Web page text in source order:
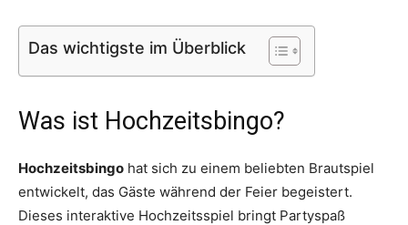
Das wichtigste im Überblick
Was ist Hochzeitsbingo?
Hochzeitsbingo hat sich zu einem beliebten Brautspiel
entwickelt, das Gäste während der Feier begeistert.
Dieses interaktive Hochzeitsspiel bringt Partyspaß